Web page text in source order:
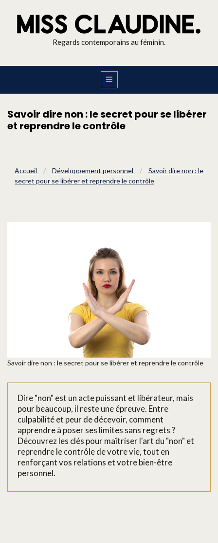
Regards contemporains au féminin.
Savoir dire non : le secret pour se libérer
et reprendre le contrôle
Accueil / Développement personnel /
Savoir dire non : le
secret pour se libérer et reprendre le contrôle
Savoir dire non : le secret pour se libérer et reprendre le contrôle
Dire "non" est un acte puissant et libérateur, mais
pour beaucoup, il reste une épreuve. Entre
culpabilité et peur de décevoir, comment
apprendre à poser ses limites sans regrets ?
Découvrez les clés pour maîtriser l'art du "non" et
reprendre le contrôle de votre vie, tout en
renforçant vos relations et votre bien-être
personnel.